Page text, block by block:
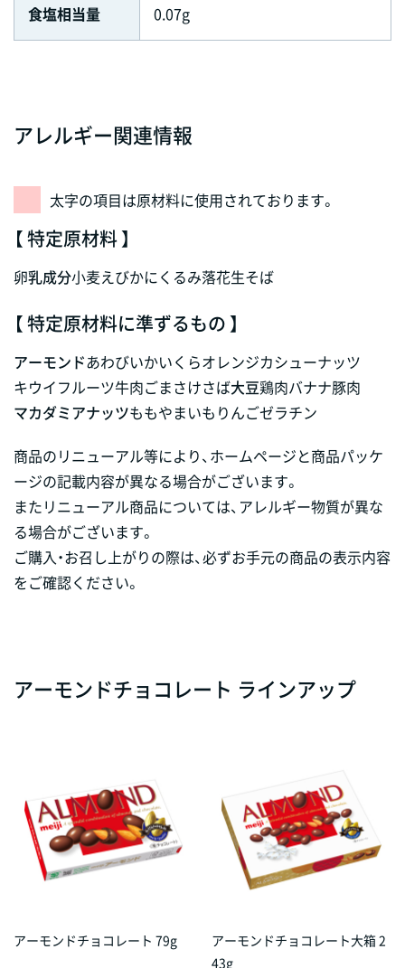
食塩相当量 0.07g
アレルギー関連情報
太字の項目は原材料に使用されております。
【 特定原材料 】
卵乳成分小麦えびかにくるみ落花生そば
【 特定原材料に準ずるもの 】
アーモンドあわびいかいくらオレンジカシューナッツ
キウイフルーツ牛肉ごまさけさば大豆鶏肉バナナ豚肉
マカダミアナッツももやまいも りんごゼラチン
商品のリニューアル等により、ホームページと商品パッケ
ージの記載内容が異なる場合がございます。
またリニューアル商品については、アレルギー物質が異な
る場合がございます。
ご購入・お召し上がりの際は、必ずお手元の商品の表示内容
をご確認ください。
アーモンドチョコレート ラインアップ
アーモンドチョコレート 79g
アーモンドチョコレート大箱 2
43g